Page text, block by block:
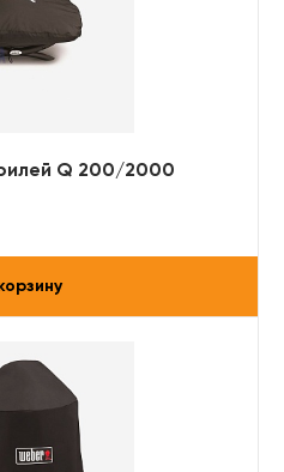
Q 200/2000